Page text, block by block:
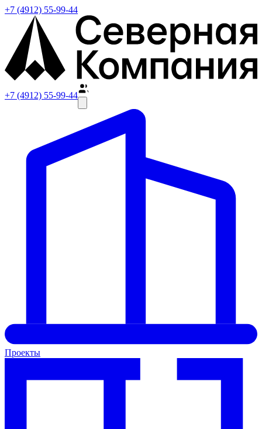
+7 (4912) 55-99-44
+7 (4912) 55-99-44
Проекты